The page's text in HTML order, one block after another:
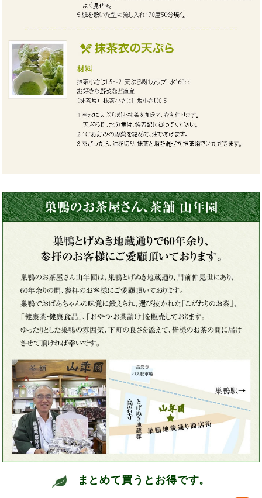
まとめて買うとお得です。